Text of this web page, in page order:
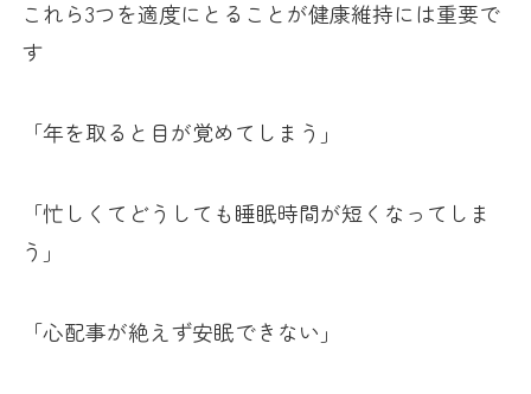
これら3つを適度にとることが健康維持には重要で
す
「年を取ると目が覚めてしまう」
「忙しくてどうしても睡眠時間が短くなってしま
う」
「心配事が絶えず安眠できない」